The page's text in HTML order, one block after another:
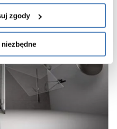
zgody